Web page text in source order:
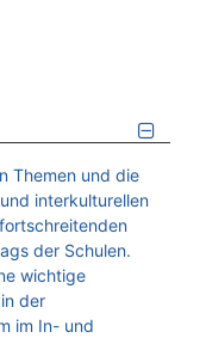
Themen und die
interkulturellen
der Schulen.
wichtige
der
im In- und